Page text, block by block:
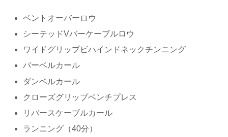
ベントオーバーロウ
シーテッドVバーケーブルロウ
ワイドグリップビハインドネックチンニング
バーベルカール
ダンベルカール
クローズグリップベンチプレス
リバースケーブルカール
ランニング（40分）